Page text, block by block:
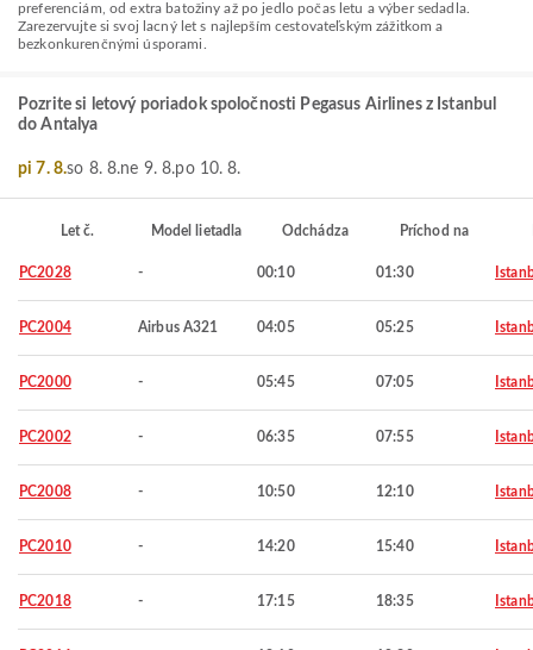
preferenciám, od extra batožiny až po jedlo počas letu a výber sedadla.
Zarezervujte si svoj lacný let s najlepším cestovateľským zážitkom a
bezkonkurenčnými úsporami.
Pozrite si letový poriadok spoločnosti Pegasus Airlines z Istanbul
do Antalya
pi 7. 8.so 8. 8.ne 9. 8.po 10. 8.
Let č. Model lietadla Odchádza Príchod na
PC2028 - 00:10 01:30
PC2004 Airbus A321 04:05 05:25
PC2000 - 05:45 07:05
PC2002 - 06:35 07:55
PC2008 - 10:50 12:10
PC2010 - 14:20 15:40
PC2018 - 17:15 18:35